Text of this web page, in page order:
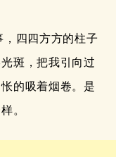
四四方方的柱子
斑，把我引向过
的吸着烟卷。是
。